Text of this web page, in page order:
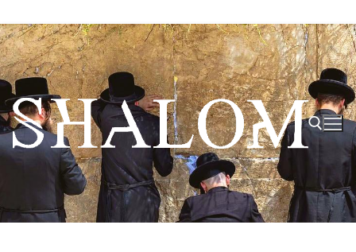
Hyppää
sisältöön
Hae: